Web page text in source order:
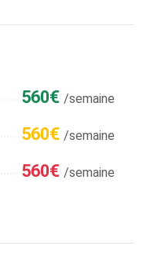
560€ /semaine
560€ /semaine
560€ /semaine